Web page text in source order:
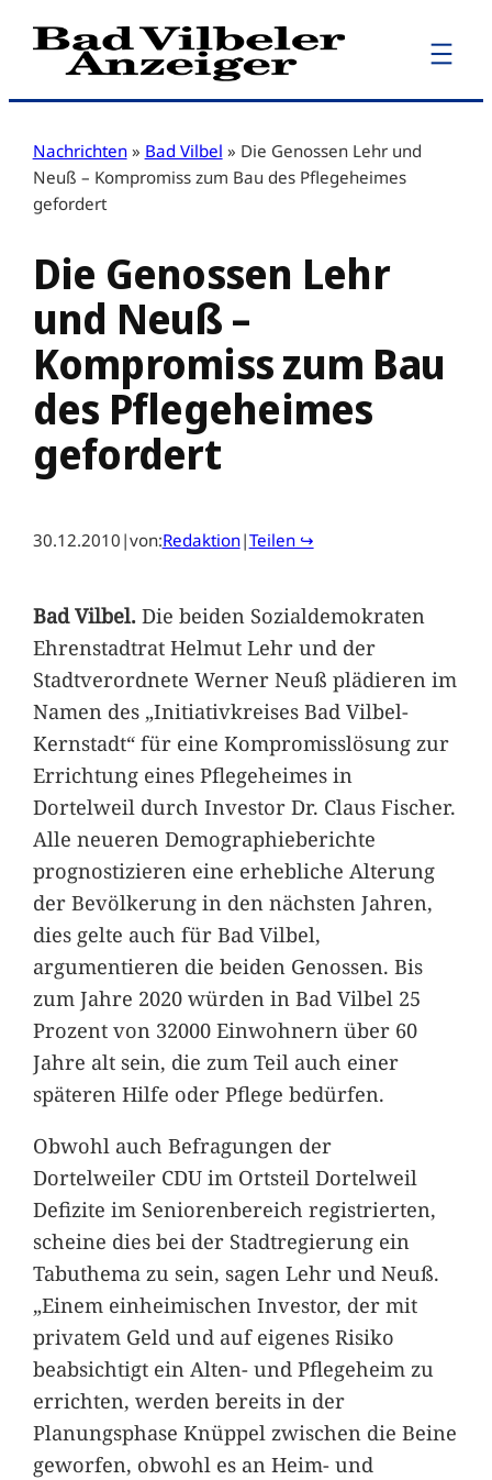
Zum
Inhalt
Nachrichten » Bad Vilbel » Die Genossen Lehr und
Neuß – Kompromiss zum Bau des Pflegeheimes
gefordert
Die Genossen Lehr
und Neuß –
Kompromiss zum Bau
des Pflegeheimes
gefordert
30.12.2010 |von:Redaktion|Teilen ↪
Bad Vilbel.Die beiden Sozialdemokraten
Ehrenstadtrat Helmut Lehr und der
Stadtverordnete Werner Neuß plädieren im
Namen des „Initiativkreises Bad Vilbel-
Kernstadt“ für eine Kompromisslösung zur
Errichtung eines Pflegeheimes in
Dortelweil durch Investor Dr. Claus Fischer.
Alle neueren Demographieberichte
prognostizieren eine erhebliche Alterung
der Bevölkerung in den nächsten Jahren,
dies gelte auch für Bad Vilbel,
argumentieren die beiden Genossen. Bis
zum Jahre 2020 würden in Bad Vilbel 25
Prozent von 32000 Einwohnern über 60
Jahre alt sein, die zum Teil auch einer
späteren Hilfe oder Pflege bedürfen.
Obwohl auch Befragungen der
Dortelweiler CDU im Ortsteil Dortelweil
Defizite im Seniorenbereich registrierten,
scheine dies bei der Stadtregierung ein
Tabuthema zu sein, sagen Lehr und Neuß.
„Einem einheimischen Investor, der mit
privatem Geld und auf eigenes Risiko
beabsichtigt ein Alten- und Pflegeheim zu
errichten, werden bereits in der
Planungsphase Knüppel zwischen die Beine
geworfen, obwohl es an Heim- und